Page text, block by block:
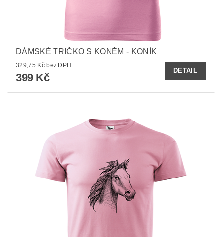
DÁMSKÉ TRIČKO S KONĚM - KONÍK
329,75 Kč bez DPH
399 Kč
DETAIL